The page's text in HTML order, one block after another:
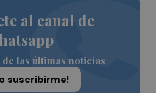
al canal de
las últimas noticias
suscribirme!